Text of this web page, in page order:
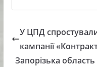
У ЦПД
кампанії
Запорізька